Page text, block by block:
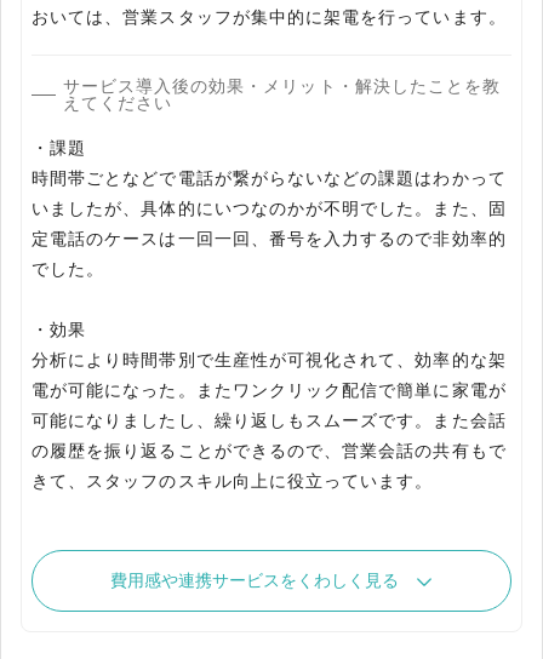
おいては、営業スタッフが集中的に架電を行っています。
サービス導入後の効果・メリット・解決したことを教
えてください
・課題
時間帯ごとなどで電話が繋がらないなどの課題はわかって
いましたが、具体的にいつなのかが不明でした。また、固
定電話のケースは一回一回、番号を入力するので非効率的
でした。
・効果
分析により時間帯別で生産性が可視化されて、効率的な架
電が可能になった。またワンクリック配信で簡単に家電が
可能になりましたし、繰り返しもスムーズです。また会話
の履歴を振り返ることができるので、営業会話の共有もで
きて、スタッフのスキル向上に役立っています。
費用感や連携サービスをくわしく見る